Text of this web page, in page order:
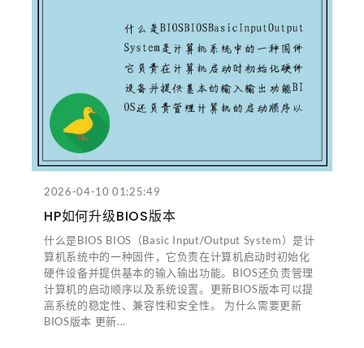
2026-04-10 01:25:49
HP如何升级BIOS版本
什么是BIOS BIOS（Basic Input/Output System）是计
算机系统中的一种固件，它负责在计算机启动时初始化
硬件设备并提供基本的输入输出功能。BIOS还负责管理
计算机的启动顺序以及系统设置。更新BIOS版本可以提
高系统的稳定性、兼容性和安全性。 为什么需要更新
BIOS版本 更新...